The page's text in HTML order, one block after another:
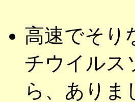
高速でそり
チウイルス
ら、あり